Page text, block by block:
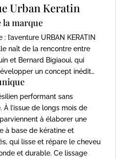
Urban Keratin
la marque
: l’aventure URBAN KERATIN
naît de la rencontre entre
et Bernard Bigiaoui, qui
un concept inédit…
performant sans
l’issue de longs mois de
à élaborer une
à base de kératine et
qui lisse et répare le cheveu
et durable. Ce lissage